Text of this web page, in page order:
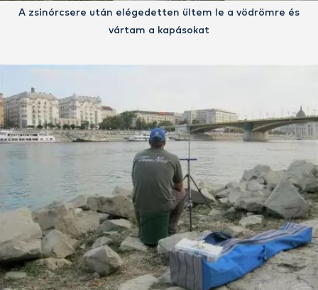
A zsinórcsere után elégedetten ültem le a vödrömre és
vártam a kapásokat